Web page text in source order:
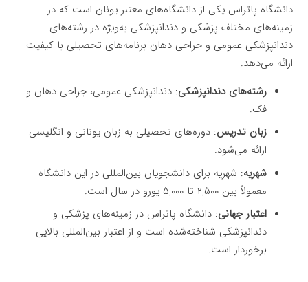
دانشگاه پاتراس یکی از دانشگاه‌های معتبر یونان است که در
زمینه‌های مختلف پزشکی و دندانپزشکی به‌ویژه در رشته‌های
دندانپزشکی عمومی و جراحی دهان برنامه‌های تحصیلی با کیفیت
ارائه می‌دهد.
رشته‌های دندانپزشکی: دندانپزشکی عمومی، جراحی دهان و
فک.
زبان تدریس: دوره‌های تحصیلی به زبان یونانی و انگلیسی
ارائه می‌شود.
شهریه: شهریه برای دانشجویان بین‌المللی در این دانشگاه
معمولاً بین ۲,۵۰۰ تا ۵,۰۰۰ یورو در سال است.
اعتبار جهانی: دانشگاه پاتراس در زمینه‌های پزشکی و
دندانپزشکی شناخته‌شده است و از اعتبار بین‌المللی بالایی
برخوردار است.